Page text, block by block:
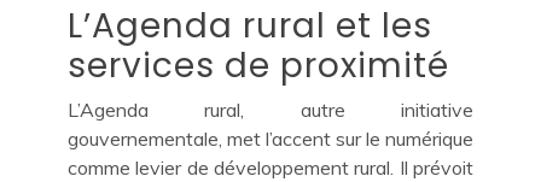
L’Agenda rural et les
services de proximité
L’Agenda rural, autre initiative
gouvernementale, met l’accent sur le numérique
comme levier de développement rural. Il prévoit